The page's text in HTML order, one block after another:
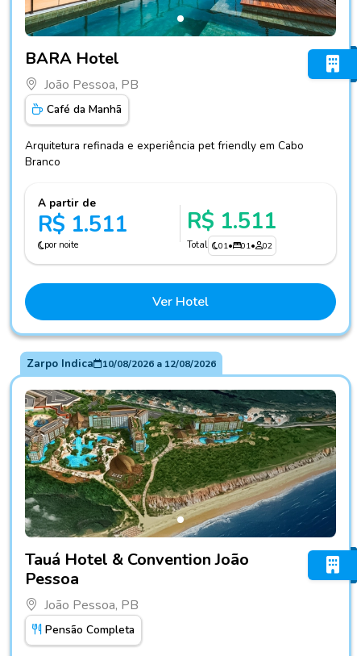
BARA Hotel
João Pessoa, PB
Café da Manhã
Arquitetura refinada e experiência pet friendly em Cabo
Branco
A partir de
R$ 1.511
por noite
R$ 1.511
Total 01• 01• 02
Ver Hotel
Zarpo Indica 10/08/2026a 12/08/2026
Fotos do hotel Tauá Hotel & Convention João Pessoa
Tauá Hotel & Convention João
Pessoa
João Pessoa, PB
Pensão Completa